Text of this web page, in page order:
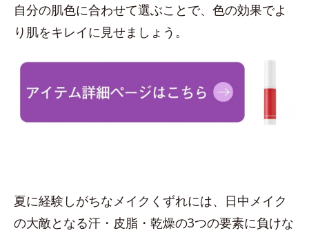
自分の肌色に合わせて選ぶことで、色の効果でよ
り肌をキレイに見せましょう。
夏に経験しがちなメイクくずれには、日中メイク
の大敵となる汗・皮脂・乾燥の3つの要素に負けな